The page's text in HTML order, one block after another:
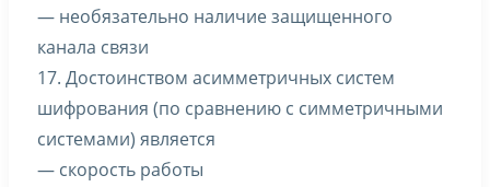
— необязательно наличие защищенного
канала связи
17. Достоинством асимметричных систем
шифрования (по сравнению с симметричными
системами) является
— скорость работы